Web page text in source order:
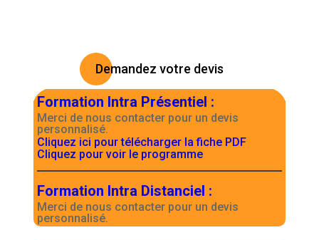
Demandez votre devis
Formation Intra Présentiel :
Merci de nous contacter pour un devis
personnalisé.
Cliquez ici pour télécharger la fiche PDF
Cliquez pour voir le programme
Formation Intra Distanciel :
Merci de nous contacter pour un devis
personnalisé.